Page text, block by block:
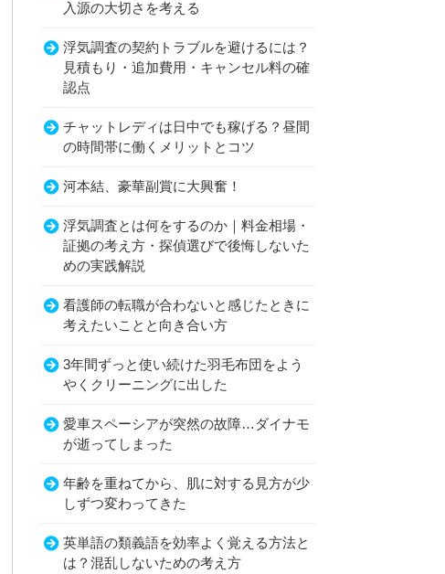
入源の大切さを考える
浮気調査の契約トラブルを避けるには？
見積もり・追加費用・キャンセル料の確
認点
チャットレディは日中でも稼げる？昼間
の時間帯に働くメリットとコツ
河本結、豪華副賞に大興奮！
浮気調査とは何をするのか｜料金相場・
証拠の考え方・探偵選びで後悔しないた
めの実践解説
看護師の転職が合わないと感じたときに
考えたいことと向き合い方
3年間ずっと使い続けた羽毛布団をよう
やくクリーニングに出した
愛車スペーシアが突然の故障…ダイナモ
が逝ってしまった
年齢を重ねてから、肌に対する見方が少
しずつ変わってきた
英単語の類義語を効率よく覚える方法と
は？混乱しないための考え方